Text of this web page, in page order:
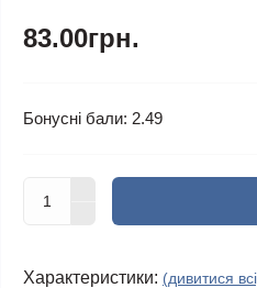
83.00грн.
Бонусні бали: 2.49
Характеристики: (дивитися